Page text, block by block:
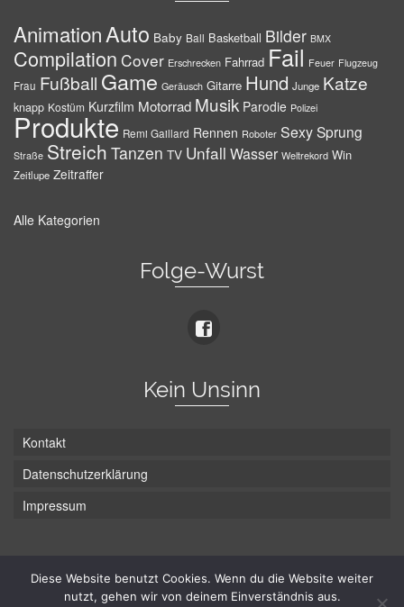
AnimationAuto Baby Ball Basketball Bilder BMX
Compilation Cover Erschrecken Fahrrad Fail Feuer Flugzeug
Frau Fußball Game Geräusch Gitarre Hund Junge Katze
knapp Kostüm Kurzfilm Motorrad Musik Parodie Polizei
Produkte Remi Gaillard Rennen Roboter SexySprung
Straße Streich Tanzen TV Unfall Wasser Weltrekord Win
Zeitlupe Zeitraffer
Alle Kategorien
Folge-Wurst
Kein Unsinn
Kontakt
Datenschutzerklärung
Impressum
© Hans-Wurst.net - Gute Laune seit 2005
Diese Website benutzt Cookies. Wenn du die Website weiter
nutzt, gehen wir von deinem Einverständnis aus.